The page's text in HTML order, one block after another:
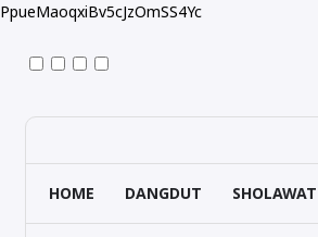
HOME DANGDUT SHOLAWAT